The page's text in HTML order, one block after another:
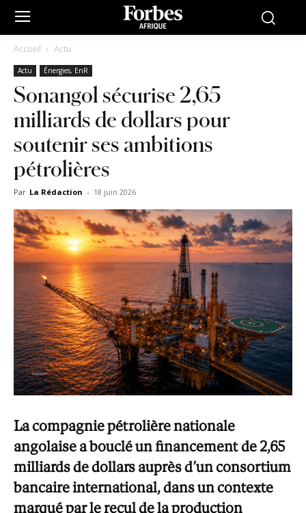
Accueil Actu
Actu Énergies, EnR
Sonangol sécurise 2,65
milliards de dollars pour
soutenir ses ambitions
pétrolières
Par La Rédaction - 18 juin 2026
La compagnie pétrolière nationale
angolaise a bouclé un financement de 2,65
milliards de dollars auprès d’un consortium
bancaire international, dans un contexte
marqué par le recul de la production